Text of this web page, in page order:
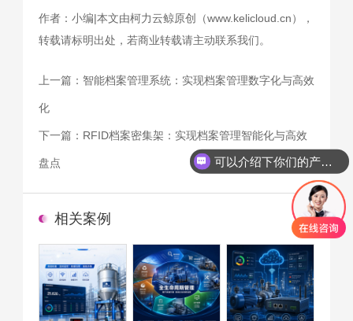
作者：小编|本文由柯力云鲸原创（www.kelicloud.cn），
转载请标明出处，若商业转载请主动联系我们。
上一篇： 智能档案管理系统：实现档案管理数字化与高效
化
下一篇： RFID档案密集架：实现档案管理智能化与高效
盘点
相关案例
可以介绍下你们的产品么